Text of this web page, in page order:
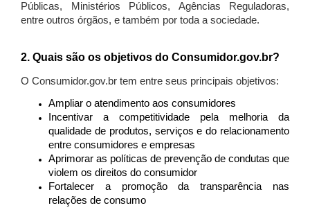
Públicas, Ministérios Públicos, Agências Reguladoras,
entre outros órgãos, e também por toda a sociedade.
2. Quais são os objetivos do Consumidor.gov.br?
O Consumidor.gov.br tem entre seus principais objetivos:
Ampliar o atendimento aos consumidores
Incentivar a competitividade pela melhoria da
qualidade de produtos, serviços e do relacionamento
entre consumidores e empresas
Aprimorar as políticas de prevenção de condutas que
violem os direitos do consumidor
Fortalecer a promoção da transparência nas
relações de consumo